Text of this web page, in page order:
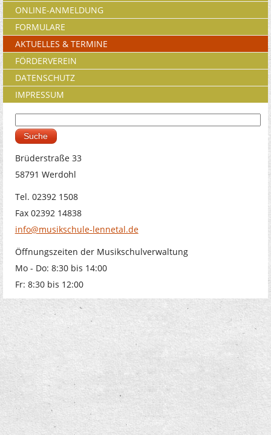
ONLINE-ANMELDUNG
FORMULARE
AKTUELLES & TERMINE
FÖRDERVEREIN
DATENSCHUTZ
IMPRESSUM
Suchformular
Brüderstraße 33
58791 Werdohl
Tel. 02392 1508
Fax 02392 14838
info@musikschule-lennetal.de
Öffnungszeiten der Musikschulverwaltung
Mo - Do: 8:30 bis 14:00
Fr: 8:30 bis 12:00